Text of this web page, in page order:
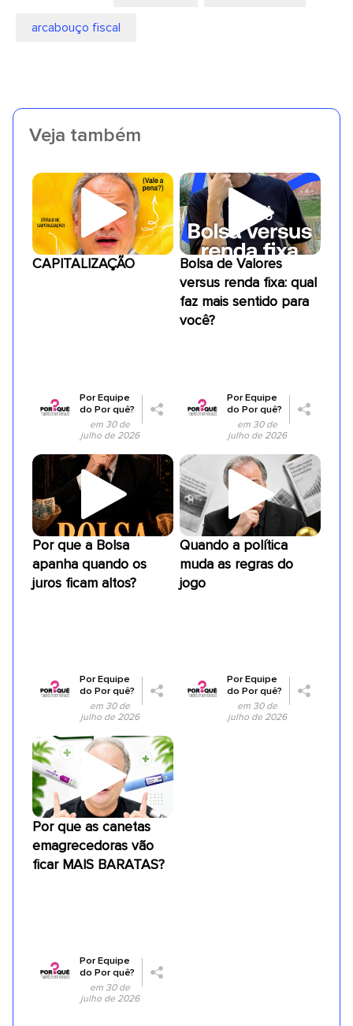
arcabouço fiscal
Veja também
CAPITALIZAÇÃO
PorEquipe
do Por quê?
em 30 de
julho de 2026
Bolsa de Valores
versus renda fixa: qual
faz mais sentido para
você?
PorEquipe
do Por quê?
em 30 de
julho de 2026
Por que a Bolsa
apanha quando os
juros ficam altos?
PorEquipe
do Por quê?
em 30 de
julho de 2026
Quando a política
muda as regras do
jogo
PorEquipe
do Por quê?
em 30 de
julho de 2026
Por que as canetas
emagrecedoras vão
ficar MAIS BARATAS?
PorEquipe
do Por quê?
em 30 de
julho de 2026